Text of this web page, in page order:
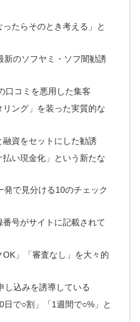
たらそのとき考える」と
新のソフヤミ・ソフ闇勧誘
口コミを悪用した集客
ング」を装った実質的な
資をセットにした勧誘
い現金化」という新たな
発で見分ける10のチェック
号がサイトに記載されて
」「審査なし」を大々的
し込みを誘導している
で○割」「1週間で○%」と